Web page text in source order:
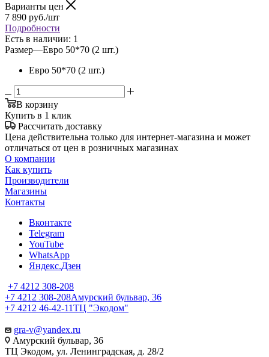
Варианты цен
7 890 руб./шт
Подробности
Есть в наличии: 1
Размер—Евро 50*70 (2 шт.)
Евро 50*70 (2 шт.)
В корзину
Купить в 1 клик
Рассчитать доставку
Цена действительна только для интернет-магазина и может
отличаться от цен в розничных магазинах
О компании
Как купить
Производители
Магазины
Контакты
Вконтакте
Telegram
YouTube
WhatsApp
Яндекс.Дзен
+7 4212 308-208
+7 4212 308-208Амурский бульвар, 36
+7 4212 46-42-11ТЦ "Экодом"
gra-v@yandex.ru
Амурский бульвар, 36
ТЦ Экодом, ул. Ленинградская, д. 28/2